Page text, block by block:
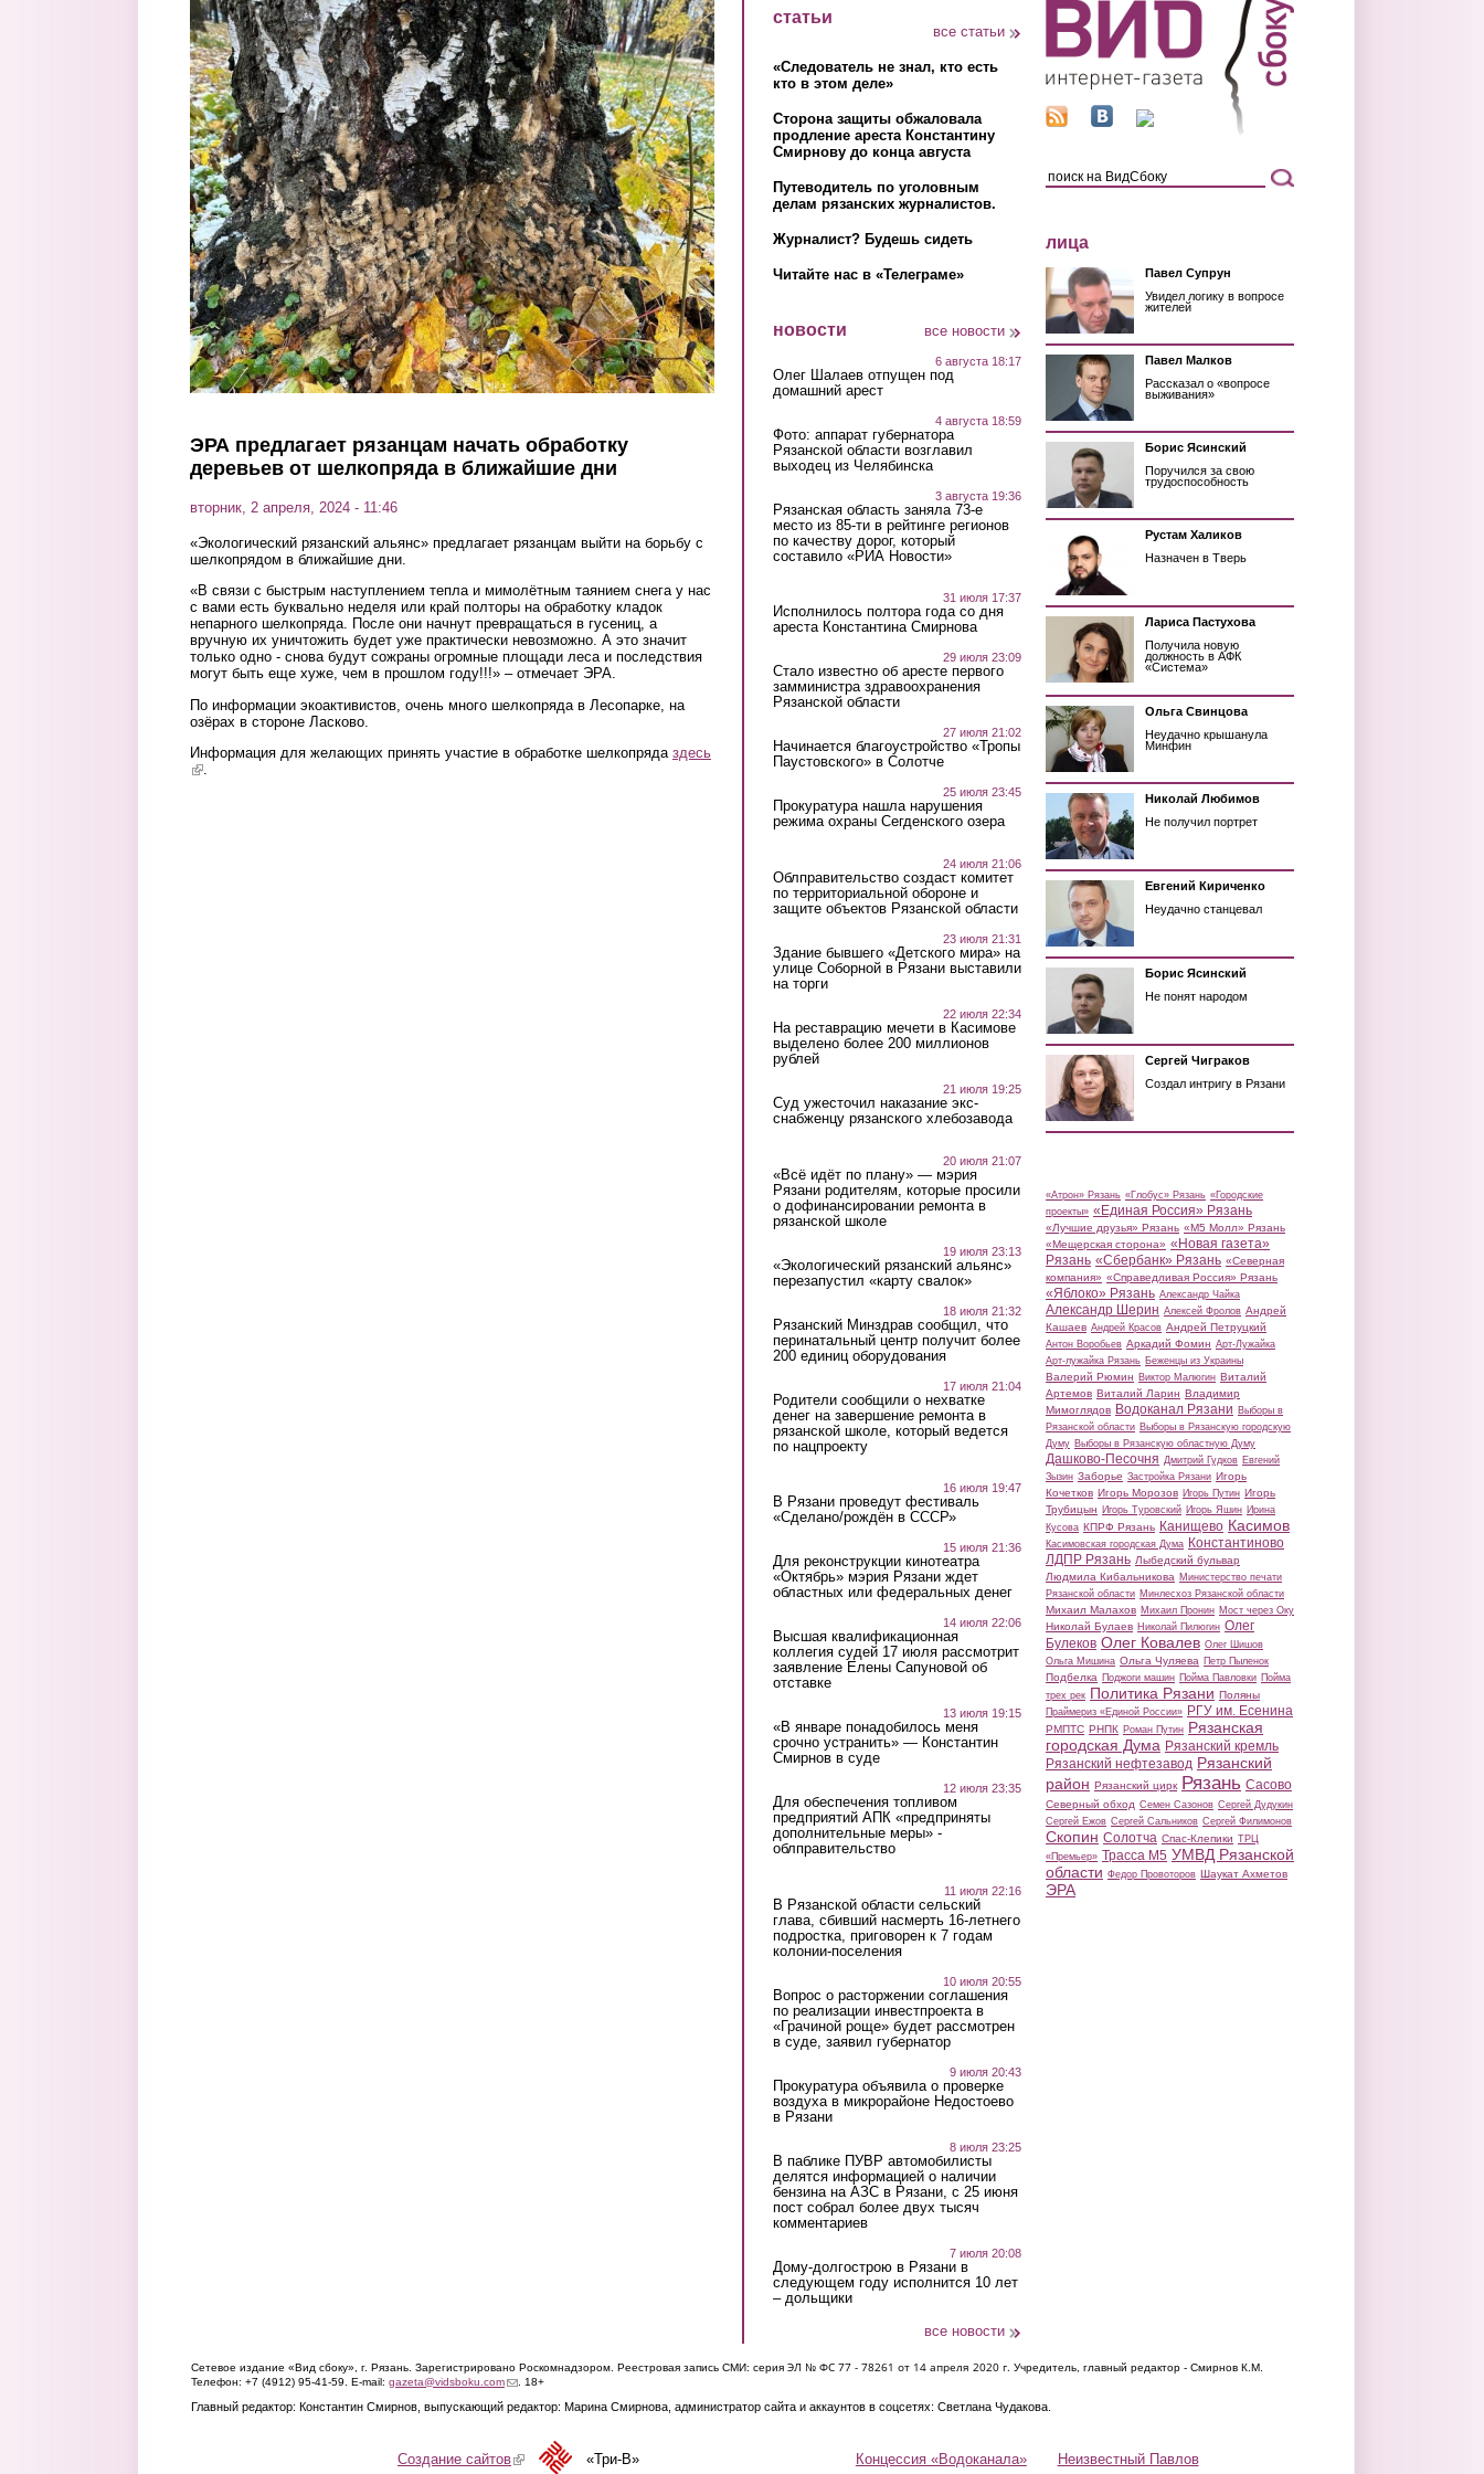
Перейти к основному содержанию
ЭРА предлагает рязанцам начать обработку
деревьев от шелкопряда в ближайшие дни
вторник, 2 апреля, 2024 - 11:46
«Экологический рязанский альянс» предлагает рязанцам выйти на борьбу с
шелкопрядом в ближайшие дни.
«В связи с быстрым наступлением тепла и мимолётным таянием снега у нас
с вами есть буквально неделя или край полторы на обработку кладок
непарного шелкопряда. После они начнут превращаться в гусениц, а
вручную их уничтожить будет уже практически невозможно. А это значит
только одно - снова будут сожраны огромные площади леса и последствия
могут быть еще хуже, чем в прошлом году!!!» – отмечает ЭРА.
По информации экоактивистов, очень много шелкопряда в Лесопарке, на
озёрах в стороне Ласково.
Информация для желающих принять участие в обработке шелкопряда здесь
(link is external)
статьи
все статьи
«Следователь не знал, кто есть
кто в этом деле»
Сторона защиты обжаловала
продление ареста Константину
Смирнову до конца августа
Путеводитель по уголовным
делам рязанских журналистов.
Журналист? Будешь сидеть
Читайте нас в «Телеграме»
новости все новости
6 августа 18:17
Олег Шалаев отпущен под
домашний арест
4 августа 18:59
Фото: аппарат губернатора
Рязанской области возглавил
выходец из Челябинска
3 августа 19:36
Рязанская область заняла 73-е
место из 85-ти в рейтинге регионов
по качеству дорог, который
составило «РИА Новости»
31 июля 17:37
Исполнилось полтора года со дня
ареста Константина Смирнова
29 июля 23:09
Стало известно об аресте первого
замминистра здравоохранения
Рязанской области
27 июля 21:02
Начинается благоустройство «Тропы
Паустовского» в Солотче
25 июля 23:45
Прокуратура нашла нарушения
режима охраны Сегденского озера
24 июля 21:06
Облправительство создаст комитет
по территориальной обороне и
защите объектов Рязанской области
23 июля 21:31
Здание бывшего «Детского мира» на
улице Соборной в Рязани выставили
на торги
22 июля 22:34
На реставрацию мечети в Касимове
выделено более 200 миллионов
рублей
21 июля 19:25
Суд ужесточил наказание экс-
снабженцу рязанского хлебозавода
20 июля 21:07
«Всё идёт по плану» — мэрия
Рязани родителям, которые просили
о дофинансировании ремонта в
рязанской школе
19 июля 23:13
«Экологический рязанский альянс»
перезапустил «карту свалок»
18 июля 21:32
Рязанский Минздрав сообщил, что
перинатальный центр получит более
200 единиц оборудования
17 июля 21:04
Родители сообщили о нехватке
денег на завершение ремонта в
рязанской школе, который ведется
по нацпроекту
16 июля 19:47
В Рязани проведут фестиваль
«Сделано/рождён в СССР»
15 июля 21:36
Для реконструкции кинотеатра
«Октябрь» мэрия Рязани ждет
областных или федеральных денег
14 июля 22:06
Высшая квалификационная
коллегия судей 17 июля рассмотрит
заявление Елены Сапуновой об
отставке
13 июля 19:15
«В январе понадобилось меня
срочно устранить» — Константин
Смирнов в суде
12 июля 23:35
Для обеспечения топливом
предприятий АПК «предприняты
дополнительные меры» -
облправительство
11 июля 22:16
В Рязанской области сельский
глава, сбивший насмерть 16-летнего
подростка, приговорен к 7 годам
колонии-поселения
10 июля 20:55
Вопрос о расторжении соглашения
по реализации инвестпроекта в
«Грачиной роще» будет рассмотрен
в суде, заявил губернатор
9 июля 20:43
Прокуратура объявила о проверке
воздуха в микрорайоне Недостоево
в Рязани
8 июля 23:25
В паблике ПУВР автомобилисты
делятся информацией о наличии
бензина на АЗС в Рязани, с 25 июня
пост собрал более двух тысяч
комментариев
7 июля 20:08
Дому-долгострою в Рязани в
следующем году исполнится 10 лет
– дольщики
все новости
лица
Павел Супрун
Увидел логику в вопросе
жителей
Павел Малков
Рассказал о «вопросе
выживания»
Борис Ясинский
Поручился за свою
трудоспособность
Рустам Халиков
Назначен в Тверь
Лариса Пастухова
Получила новую
должность в АФК
«Система»
Ольга Свинцова
Неудачно крышанула
Минфин
Николай Любимов
Не получил портрет
Евгений Кириченко
Неудачно станцевал
Борис Ясинский
Не понят народом
Сергей Чиграков
Создал интригу в Рязани
«Атрон» Рязань «Глобус» Рязань «Городские
проекты» «Единая Россия» Рязань
«Лучшие друзья» Рязань «М5 Молл» Рязань
«Мещерская сторона» «Новая газета»
Рязань «Сбербанк» Рязань «Северная
компания» «Справедливая Россия» Рязань
«Яблоко» Рязань Александр Чайка
Александр Шерин Алексей Фролов Андрей
Кашаев Андрей Красов Андрей Петруцкий
Антон Воробьев Аркадий Фомин Арт-Лужайка
Арт-лужайка Рязань Беженцы из Украины
Валерий Рюмин Виктор Малюгин Виталий
Артемов Виталий Ларин Владимир
Мимоглядов Водоканал Рязани Выборы в
Рязанской области Выборы в Рязанскую городскую
Думу Выборы в Рязанскую областную Думу
Дашково-Песочня Дмитрий Гудков Евгений
Зызин Заборье Застройка Рязани Игорь
Кочетков Игорь Морозов Игорь Путин Игорь
Трубицын Игорь Туровский Игорь Яшин Ирина
Кусова КПРФ Рязань Канищево Касимов
Касимовская городская Дума Константиново
ЛДПР Рязань Лыбедский бульвар
Людмила Кибальникова Министерство печати
Рязанской области Минлесхоз Рязанской области
Михаил Малахов Михаил Пронин Мост через Оку
Николай Булаев Николай Пилюгин Олег
Булеков Олег Ковалев Олег Шишов
Ольга Мишина Ольга Чуляева Петр Пыленок
Подбелка Поджоги машин Пойма Павловки Пойма
трех рек Политика Рязани Поляны
Праймериз «Единой России» РГУ им. Есенина
РМПТС РНПК Роман Путин Рязанская
городская Дума Рязанский кремль
Рязанский нефтезавод Рязанский
район Рязанский цирк Рязань Сасово
Северный обход Семен Сазонов Сергей Дудукин
Сергей Ежов Сергей Сальников Сергей Филимонов
Скопин Солотча Спас-Клепики ТРЦ
«Премьер» Трасса М5 УМВД Рязанской
области Федор Провоторов Шаукат Ахметов
ЭРА
Сетевое издание «Вид сбоку», г. Рязань. Зарегистрировано Роскомнадзором. Реестровая запись СМИ: серия ЭЛ № ФС 77 - 78261 от 14 апреля 2020 г. Учредитель, главный редактор - Смирнов К.М.
Телефон: +7 (4912) 95-41-59. E-mail: gazeta@vidsboku.com(link sends e-mail)
. 18+
Главный редактор: Константин Смирнов, выпускающий редактор: Марина Смирнова, администратор сайта и аккаунтов в соцсетях: Светлана Чудакова.
Концессия «Водоканала» Неизвестный Павлов
Создание сайтов(link is external)«Три-В»